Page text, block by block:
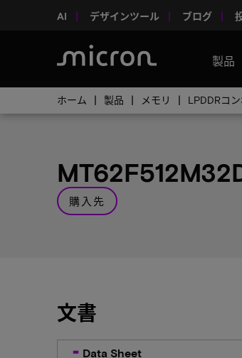
AI デザインツール ブログ
製品
ホーム 製品 メモリ LPDDRコ
購入先
文書
Data Sheet